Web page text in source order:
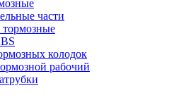
части
колодок
рабочий